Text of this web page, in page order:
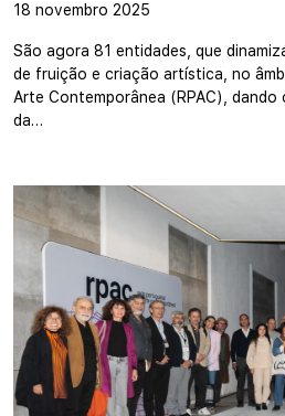
18 novembro 2025
São agora 81 entidades, que
de fruição e criação artística, no
Arte Contemporânea (RPAC),
da…